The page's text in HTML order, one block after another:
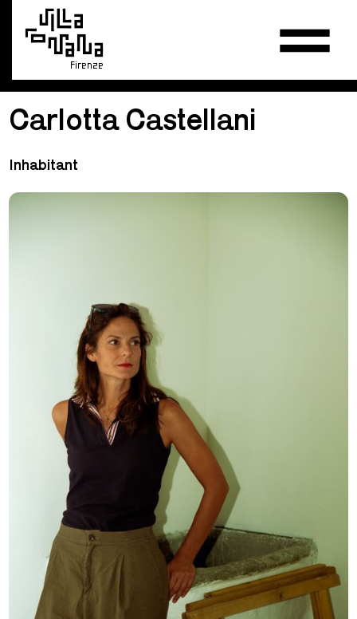
Firenze
Carlotta Castellani
Inhabitant